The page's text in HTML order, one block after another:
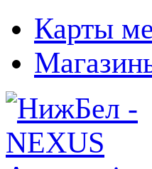
Карты